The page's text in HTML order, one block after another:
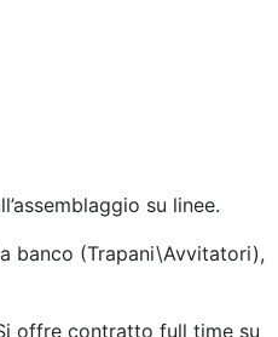
su linee.
banco (Trapani\Avvitatori),
offre contratto full time su